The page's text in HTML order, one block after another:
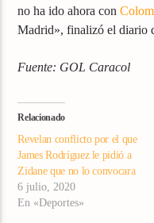
no ha ido ahora con
Madrid», finalizó el diario
Fuente: GOL Caracol
Relacionado
Revelan conflicto por el que
James Rodríguez le pidió a
Zidane que no lo convocara
6 julio, 2020
En «Deportes»